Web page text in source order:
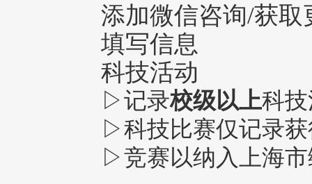
添加微信咨询/获取
填写信息
科技活动
▷记录校级以上科
▷科技比赛仅记录
▷竞赛以纳入上海